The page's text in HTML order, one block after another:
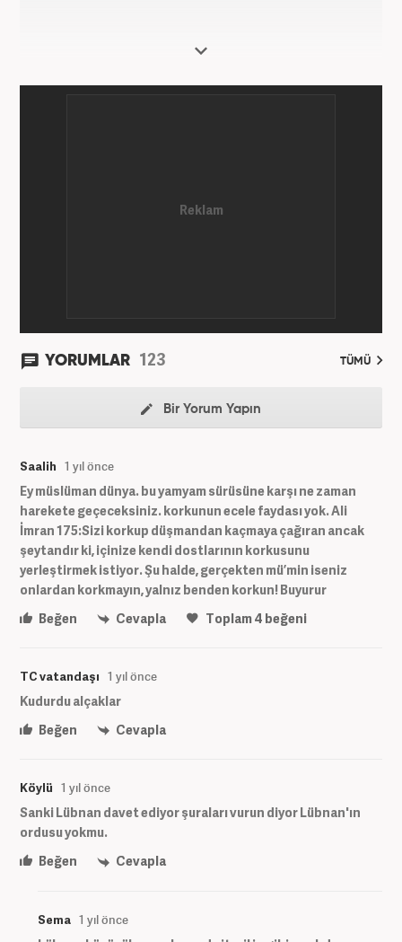
YORUMLAR 123 TÜMÜ
Bir Yorum Yapın
Saalih 1 yıl önce
Ey müslüman dünya. bu yamyam sürüsüne karşı ne zaman
harekete geçeceksiniz. korkunun ecele faydası yok. Ali
İmran 175:Sizi korkup düşmandan kaçmaya çağıran ancak
şeytandır ki, içinize kendi dostlarının korkusunu
yerleştirmek istiyor. Şu halde, gerçekten mü’min iseniz
onlardan korkmayın, yalnız benden korkun! Buyurur
Beğen
Cevapla Toplam4 beğeni
TC vatandaşı 1 yıl önce
Kudurdu alçaklar
Beğen
Cevapla
Köylü 1 yıl önce
Sanki Lübnan davet ediyor şuraları vurun diyor Lübnan'ın
ordusu yokmu.
Beğen
Cevapla
Sema 1 yıl önce